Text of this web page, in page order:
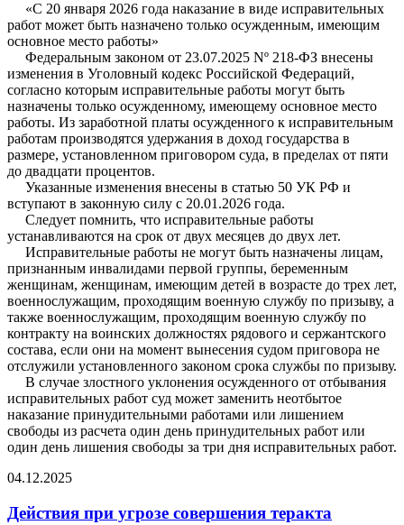
«С 20 января 2026 года наказание в виде исправительных
работ может быть назначено только осужденным, имеющим
основное место работы»
Федеральным законом от 23.07.2025 Nº 218-ФЗ внесены
изменения в Уголовный кодекс Российской Федераций,
согласно которым исправительные работы могут быть
назначены только осужденному, имеющему основное место
работы. Из заработной платы осужденного к исправительным
работам производятся удержания в доход государства в
размере, установленном приговором суда, в пределах от пяти
до двадцати процентов.
Указанные изменения внесены в статью 50 УК РФ и
вступают в законную силу с 20.01.2026 года.
Следует помнить, что исправительные работы
устанавливаются на срок от двух месяцев до двух лет.
Исправительные работы не могут быть назначены лицам,
признанным инвалидами первой группы, беременным
женщинам, женщинам, имеющим детей в возрасте до трех лет,
военнослужащим, проходящим военную службу по призыву, а
также военнослужащим, проходящим военную службу по
контракту на воинских должностях рядового и сержантского
состава, если они на момент вынесения судом приговора не
отслужили установленного законом срока службы по призыву.
В случае злостного уклонения осужденного от отбывания
исправительных работ суд может заменить неотбытое
наказание принудительными работами или лишением
свободы из расчета один день принудительных работ или
один день лишения свободы за три дня исправительных работ.
04.12.2025
Действия при угрозе совершения теракта